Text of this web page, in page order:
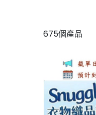
675個產品